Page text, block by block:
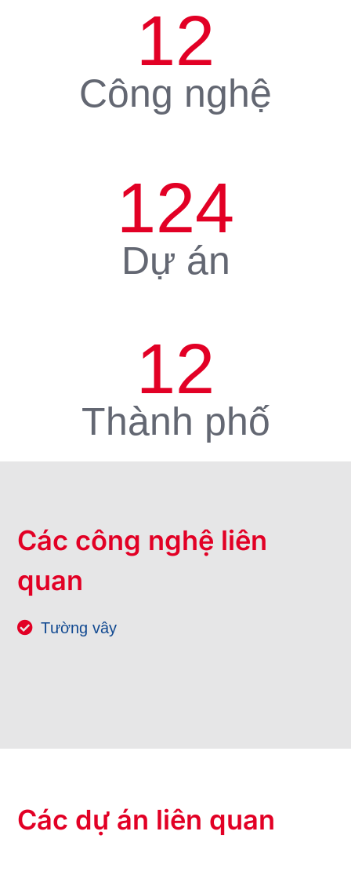
12
Công nghệ
124
Dự án
12
Thành phố
Các công nghệ liên
quan
Tường vây
Các dự án liên quan